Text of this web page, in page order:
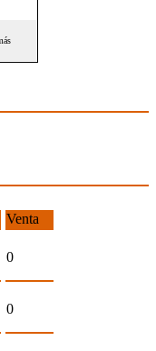
Venta
0
0